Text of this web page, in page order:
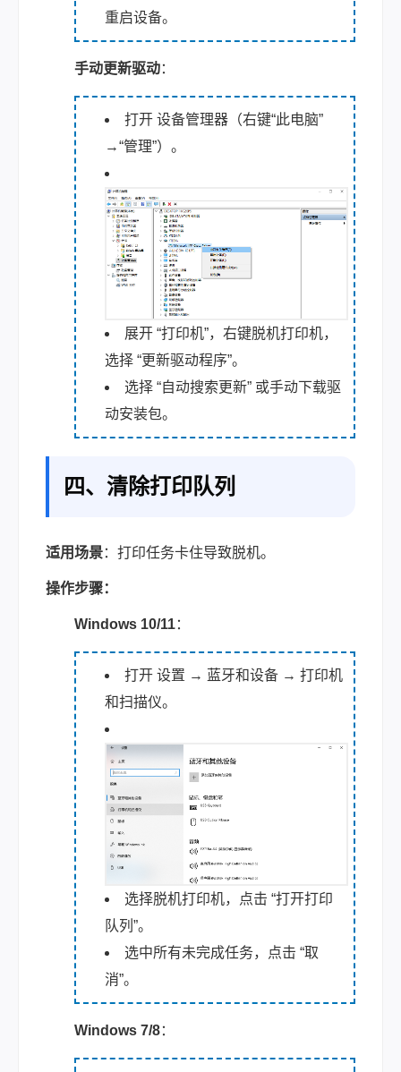
重启设备。
手动更新驱动：
打开 设备管理器（右键“此电脑”
→“管理”）。
展开 “打印机”，右键脱机打印机，
选择 “更新驱动程序”。
选择 “自动搜索更新” 或手动下载驱
动安装包。
四、清除打印队列
适用场景：打印任务卡住导致脱机。
操作步骤：
Windows 10/11：
打开 设置 → 蓝牙和设备 → 打印机
和扫描仪。
选择脱机打印机，点击 “打开打印
队列”。
选中所有未完成任务，点击 “取
消”。
Windows 7/8：